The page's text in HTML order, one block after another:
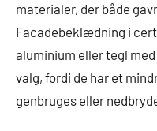
materialer, der både
Facadebeklædning i
aluminium eller tegl
valg, fordi de har et
genbruges eller